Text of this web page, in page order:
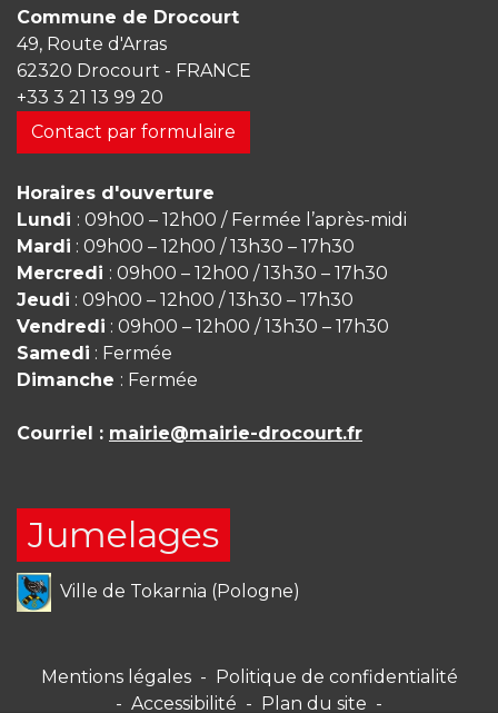
Commune de Drocourt
49, Route d'Arras
62320 Drocourt - FRANCE
+33 3 21 13 99 20
Contact par formulaire
Horaires d'ouverture
Lundi : 09h00 – 12h00 / Fermée l’après-midi
Mardi : 09h00 – 12h00 / 13h30 – 17h30
Mercredi : 09h00 – 12h00 / 13h30 – 17h30
Jeudi : 09h00 – 12h00 / 13h30 – 17h30
Vendredi : 09h00 – 12h00 / 13h30 – 17h30
Samedi : Fermée
Dimanche : Fermée
Courriel : mairie@mairie-drocourt.fr
Jumelages
Ville de Tokarnia (Pologne)
Mentions légales -
Politique de confidentialité
- Accessibilité - Plan du site -